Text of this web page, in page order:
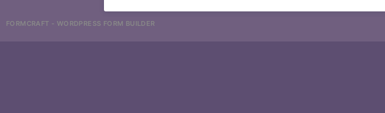
FORMCRAFT - WORDPRESS FORM BUILDER